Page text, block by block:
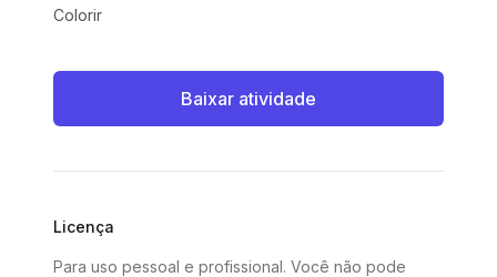
Colorir
Baixar atividade
Licença
Para uso pessoal e profissional. Você não pode